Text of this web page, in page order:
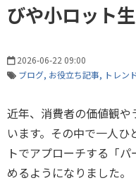
びや小ロット
2026-06-22 09:00
ブログ お役立ち記事 トレン
近年、消費者の価値観
います。その中で一人
トでアプローチする「
めるようになりました。